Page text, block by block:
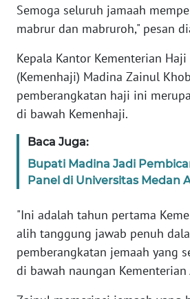
Semoga seluruh jamaah
mabrur dan mabruroh," pesan
Kepala Kantor Kementerian
(Kemenhaji) Madina Zainul
pemberangkatan haji ini
di bawah Kemenhaji.
Baca Juga:
Bupati Madina Jadi
Panel di Universitas Medan
"Ini adalah tahun pertama
alih tanggung jawab penuh
pemberangkatan jemaah yang
di bawah naungan Kementerian
WN
WN
SUMBAR
SUMSEL
WN
WN
LAMPUNG